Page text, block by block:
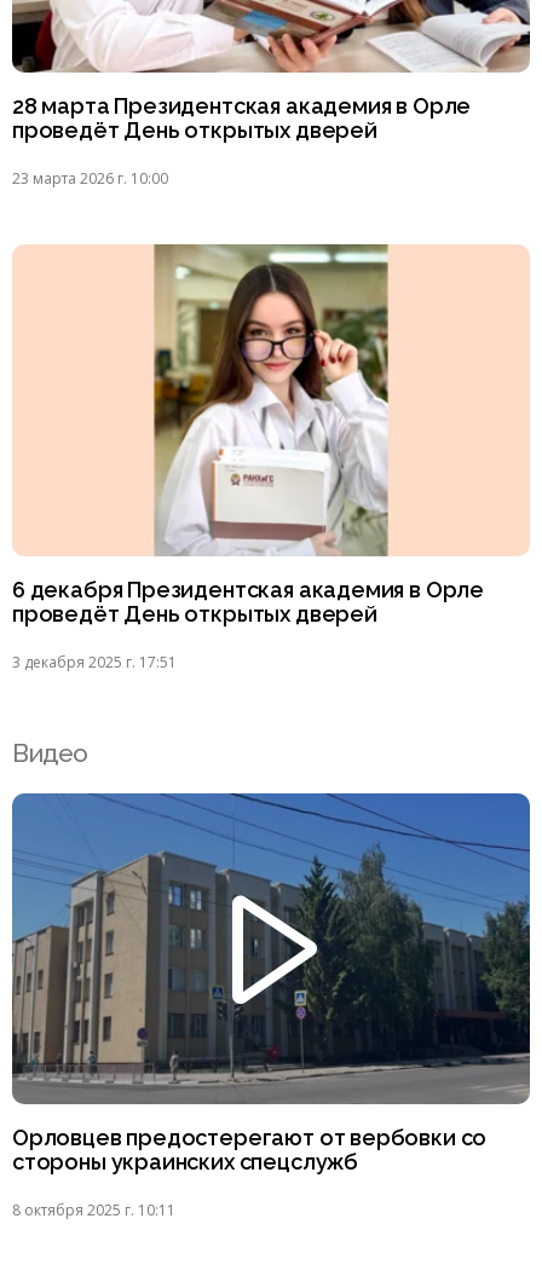
28 марта Президентская академия в Орле
проведёт День открытых дверей
23 марта 2026 г. 10:00
6 декабря Президентская академия в Орле
проведёт День открытых дверей
3 декабря 2025 г. 17:51
Видео
Орловцев предостерегают от вербовки со
стороны украинских спецслужб
8 октября 2025 г. 10:11